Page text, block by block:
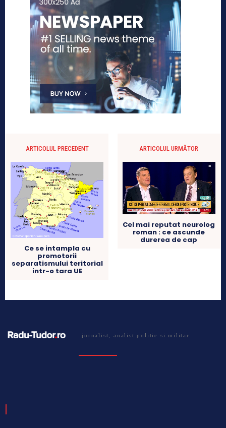
ARTICOLUL PRECEDENT
Ce se intampla cu
promotorii
separatismului teritorial
intr-o tara UE
ARTICOLUL URMĂTOR
Cel mai reputat neurolog
roman : ce ascunde
durerea de cap
jurnalist, analist politic si militar